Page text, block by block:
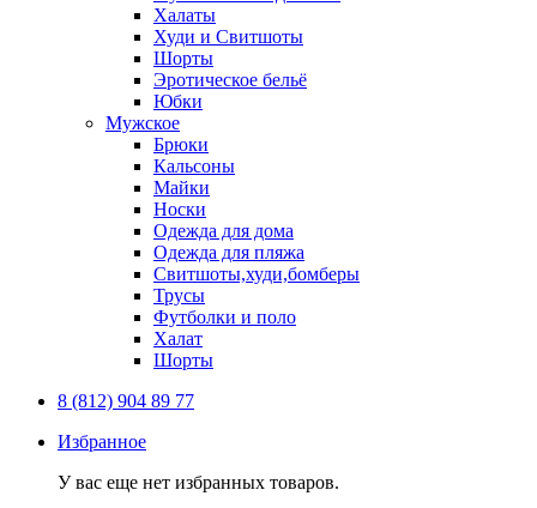
Халаты
Худи и Свитшоты
Шорты
Эротическое бельё
Юбки
Мужское
Брюки
Кальсоны
Майки
Носки
Одежда для дома
Одежда для пляжа
Свитшоты,худи,бомберы
Трусы
Футболки и поло
Халат
Шорты
8 (812) 904 89 77
Избранное
У вас еще нет избранных товаров.